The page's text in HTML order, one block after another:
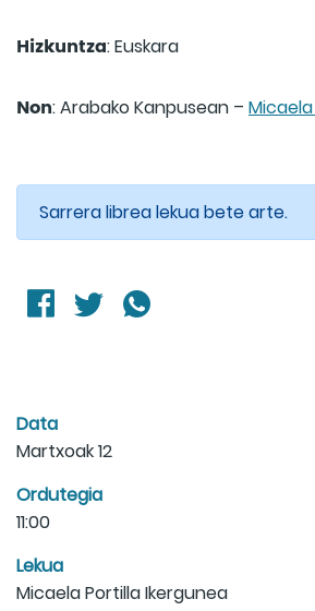
Hizkuntza: Euskara
Non: Arabako Kanpusean –
Sarrera librea lekua bete arte.
Data
Martxoak 12
Ordutegia
11:00
Lekua
Micaela Portilla Ikergunea